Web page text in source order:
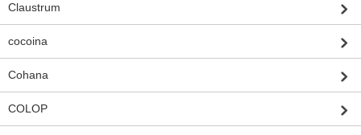
Claustrum
cocoina
Cohana
COLOP